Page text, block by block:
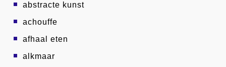
abstracte kunst
achouffe
afhaal eten
alkmaar